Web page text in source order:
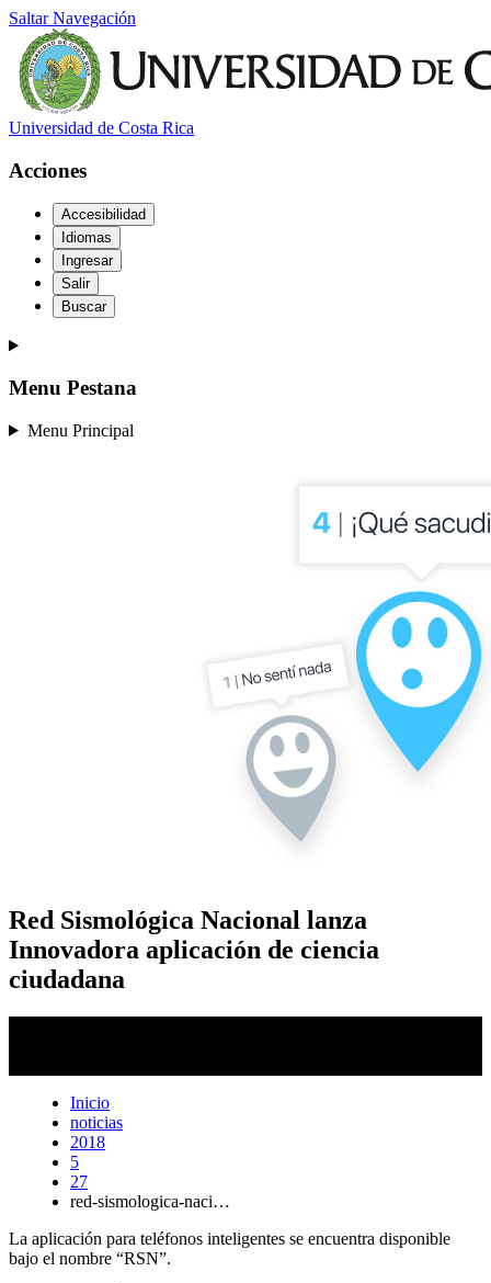
Saltar Navegación
Universidad de Costa Rica
Acciones
Accesibilidad
Idiomas
Ingresar
Salir
Buscar
Menu Pestana
Menu Principal
Red Sismológica Nacional lanza
Innovadora aplicación de ciencia
ciudadana
Inicio
noticias
2018
5
27
red-sismologica-naci…
La aplicación para teléfonos inteligentes se encuentra disponible
bajo el nombre “RSN”.